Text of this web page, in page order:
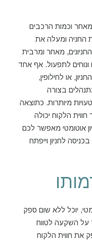
מאחר וכמות הרכבים
החניה ומעלה את
מאחר ומרבית
ונוחים לתפעול. אף אחד
או לחילופין,
בצורה
מיותרות. כתוצאה
הלקוח יכולה
אוטומטי מאפשר לכם
לחניון וייפתח
יוכל ללא שום ספק
על השקעה לטווח
את חווית הלקוח